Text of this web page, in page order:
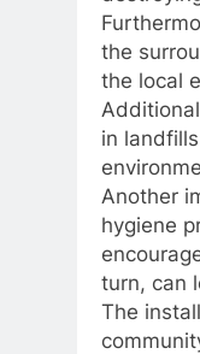
the
the local
in
Another
hygiene
turn, can
The